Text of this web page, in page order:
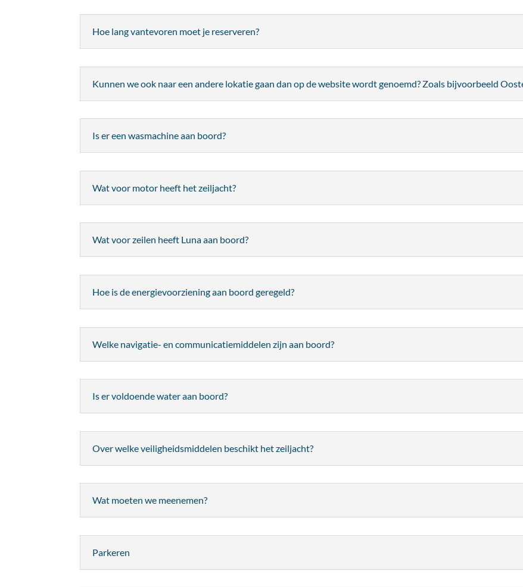
Hoe lang vantevoren moet je reserveren?
Kunnen we ook naar een andere lokatie gaan dan op de website wordt genoemd? Zoals bijvoorbeeld
Is er een wasmachine aan boord?
Wat voor motor heeft het zeiljacht?
Wat voor zeilen heeft Luna aan boord?
Hoe is de energievoorziening aan boord geregeld?
Welke navigatie- en communicatiemiddelen zijn aan boord?
Is er voldoende water aan boord?
Over welke veiligheidsmiddelen beschikt het zeiljacht?
Wat moeten we meenemen?
Parkeren